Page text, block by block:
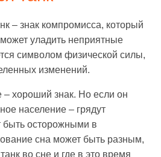
– знак компромисса, который
уладить неприятные
символом физической силы,
изменений.
– хороший знак. Но если он
население – грядут
быть осторожными в
сна может быть разным,
во сне и где в это время